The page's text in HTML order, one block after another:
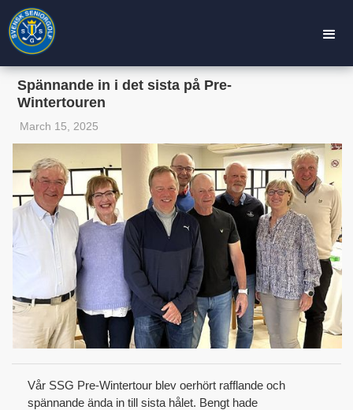
Spännande in i det sista på Pre-
Wintertouren
March 15, 2025
Vår SSG Pre-Wintertour blev oerhört rafflande och
spännande ända in till sista hålet. Bengt hade